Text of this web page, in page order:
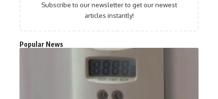
Subscribe to our newsletter to get our newest
articles instantly!
Popular News